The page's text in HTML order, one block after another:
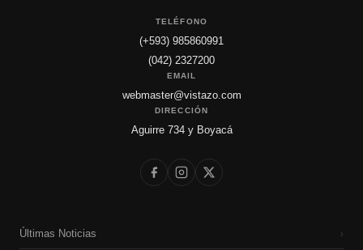
TELÉFONO
(+593) 985860991
(042) 2327200
EMAIL
webmaster@vistazo.com
DIRECCIÓN
Aguirre 734 y Boyacá
Últimas Noticias ›